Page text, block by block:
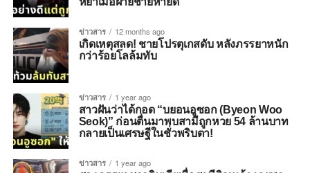
ข่าวสาร 12 months ago
เกิดเหตุสลด! ชายโปรตุเกสดับ หลังภรรยาหนัก
กว่าร้อยโลล้มทับ
ข่าวสาร 1 year ago
สาวฝันว่าได้กอด “บยอนอูซอก (Byeon Woo
Seok)” ก่อนตื่นมาพบสามีถูกหวย 54 ล้านบาท
กลายเป็นเศรษฐีในชั่วพริบตา!
ข่าวสาร 1 year ago